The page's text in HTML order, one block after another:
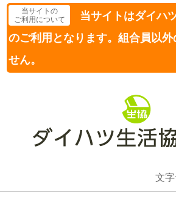
当サイトの
ご利用について
当サイトはダイハ
のご利用となります。組合員以外
せん。
文